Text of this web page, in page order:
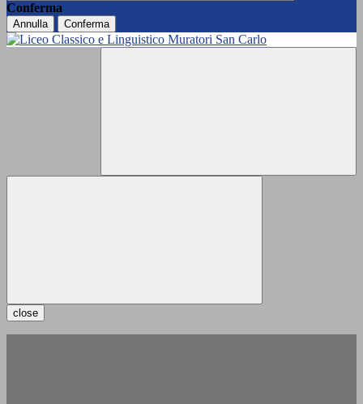
Conferma
Annulla Conferma
close